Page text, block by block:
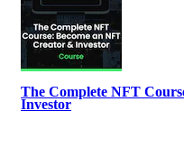
The Complete NFT
Investor